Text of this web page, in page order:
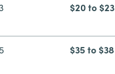
Romania
$20 to $23
$35 to $38